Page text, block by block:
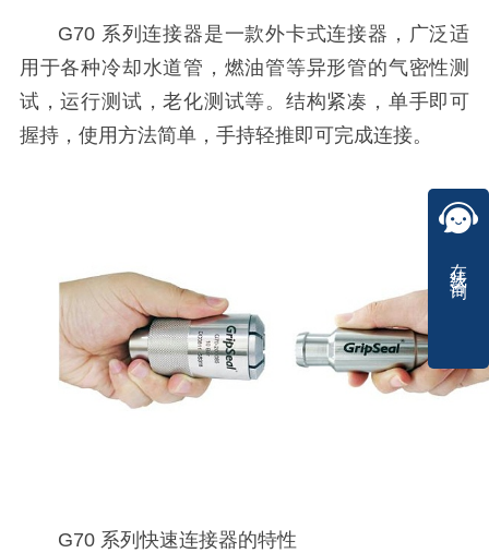
G70 系列连接器是一款外卡式连接器，广泛适
用于各种冷却水道管，燃油管等异形管的气密性测
试，运行测试，老化测试等。结构紧凑，单手即可
握持，使用方法简单，手持轻推即可完成连接。
G70 系列快速连接器的特性
在线咨询